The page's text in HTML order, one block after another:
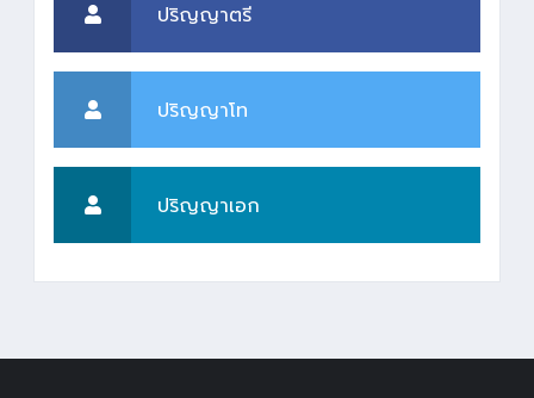
ปริญญาตรี
ปริญญาโท
ปริญญาเอก